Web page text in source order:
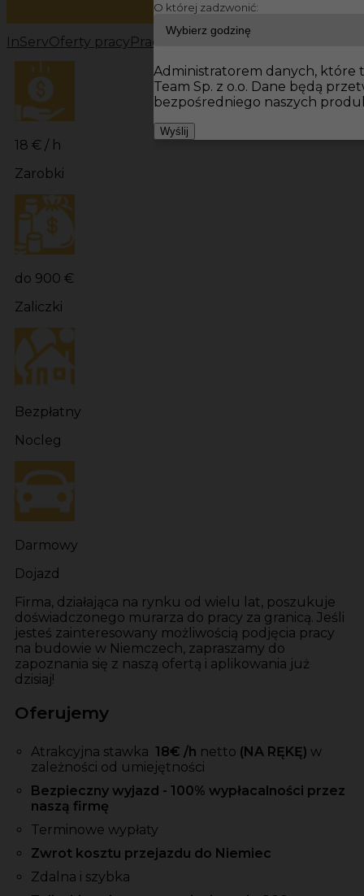
InServOferty pracy Prace budowlane Niemcy
18 € / h
Zarobki
do 900 €
Zaliczki
Bezpłatny
Nocleg
Darmowy
Dojazd
Firma, działająca na rynku od wielu lat, poszukuje
doświadczonego murarza do pracy za granicą. Jeśli
jesteś zainteresowany możliwością podjęcia pracy
na budowie w Niemczech, zapraszamy do
zapoznania się z naszą ofertą i aplikowania już
dzisiaj!
Oferujemy
Atrakcyjna stawka 18€ /h netto (NA RĘKĘ) w
zależności od umiejętności
Bezpieczny wyjazd - 100% wypłacalności przez
naszą firmę
Terminowe wypłaty
Zwrot kosztu przejazdu do Niemiec
Zdalna i szybka
O której zadzwonić:
Administratorem danych, które
Team Sp. z o.o. Dane będą
bezpośredniego naszych
Wyślij